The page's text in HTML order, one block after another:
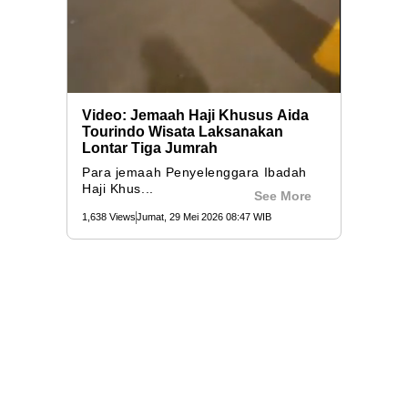
Video: Jemaah Haji Khusus Aida
Tourindo Wisata Laksanakan
Lontar Tiga Jumrah
Para jemaah Penyelenggara Ibadah
Haji Khus...
See More
1,638 ViewsJumat, 29 Mei 2026 08:47 WIB